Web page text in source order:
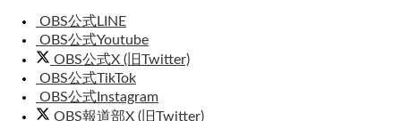
OBS公式LINE
OBS公式Youtube
OBS公式X (旧Twitter)
OBS公式TikTok
OBS公式Instagram
OBS報道部X (旧Twitter)